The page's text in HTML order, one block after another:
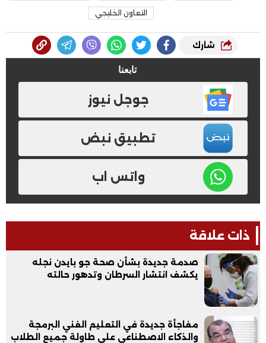
التعاون الخليجي
شارك
تابعنا
جوجل نيوز
تطبيق نبض
واتس اب
ذات علاقة
صدمة جديدة بشأن صحة جو بايدن نجله
يكشف انتشار السرطان وتدهور حالته
مفاجأة جديدة في التعليم الفني البرمجة
والذكاء الاصطناعي على طاولة جميع الطلاب